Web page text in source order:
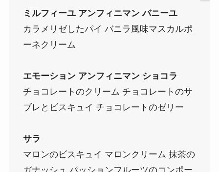
ミルフィーユ アンフィニマン バニーユ
カラメリゼしたパイ バニラ風味マスカルポ
ーネクリーム
エモーション アンフィニマン ショコラ
チョコレートのクリーム チョコレートのサ
ブレとビスキュイ チョコレートのゼリー
サラ
マロンのビスキュイ マロンクリーム 抹茶の
ガナッシュ パッションフルーツのコンポー